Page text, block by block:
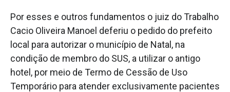
Por esses e outros fundamentos o juiz do Trabalho
Cacio Oliveira Manoel deferiu o pedido do prefeito
local para autorizar o município de Natal, na
condição de membro do SUS, a utilizar o antigo
hotel, por meio de Termo de Cessão de Uso
Temporário para atender exclusivamente pacientes